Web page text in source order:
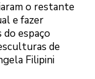
o restante
e fazer
do espaço
de
Filipini